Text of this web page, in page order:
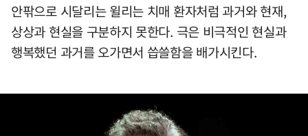
안팎으로 시달리는 윌리는 치매 환자처럼 과거와 현재,
상상과 현실을 구분하지 못한다. 극은 비극적인 현실과
행복했던 과거를 오가면서 씁쓸함을 배가시킨다.